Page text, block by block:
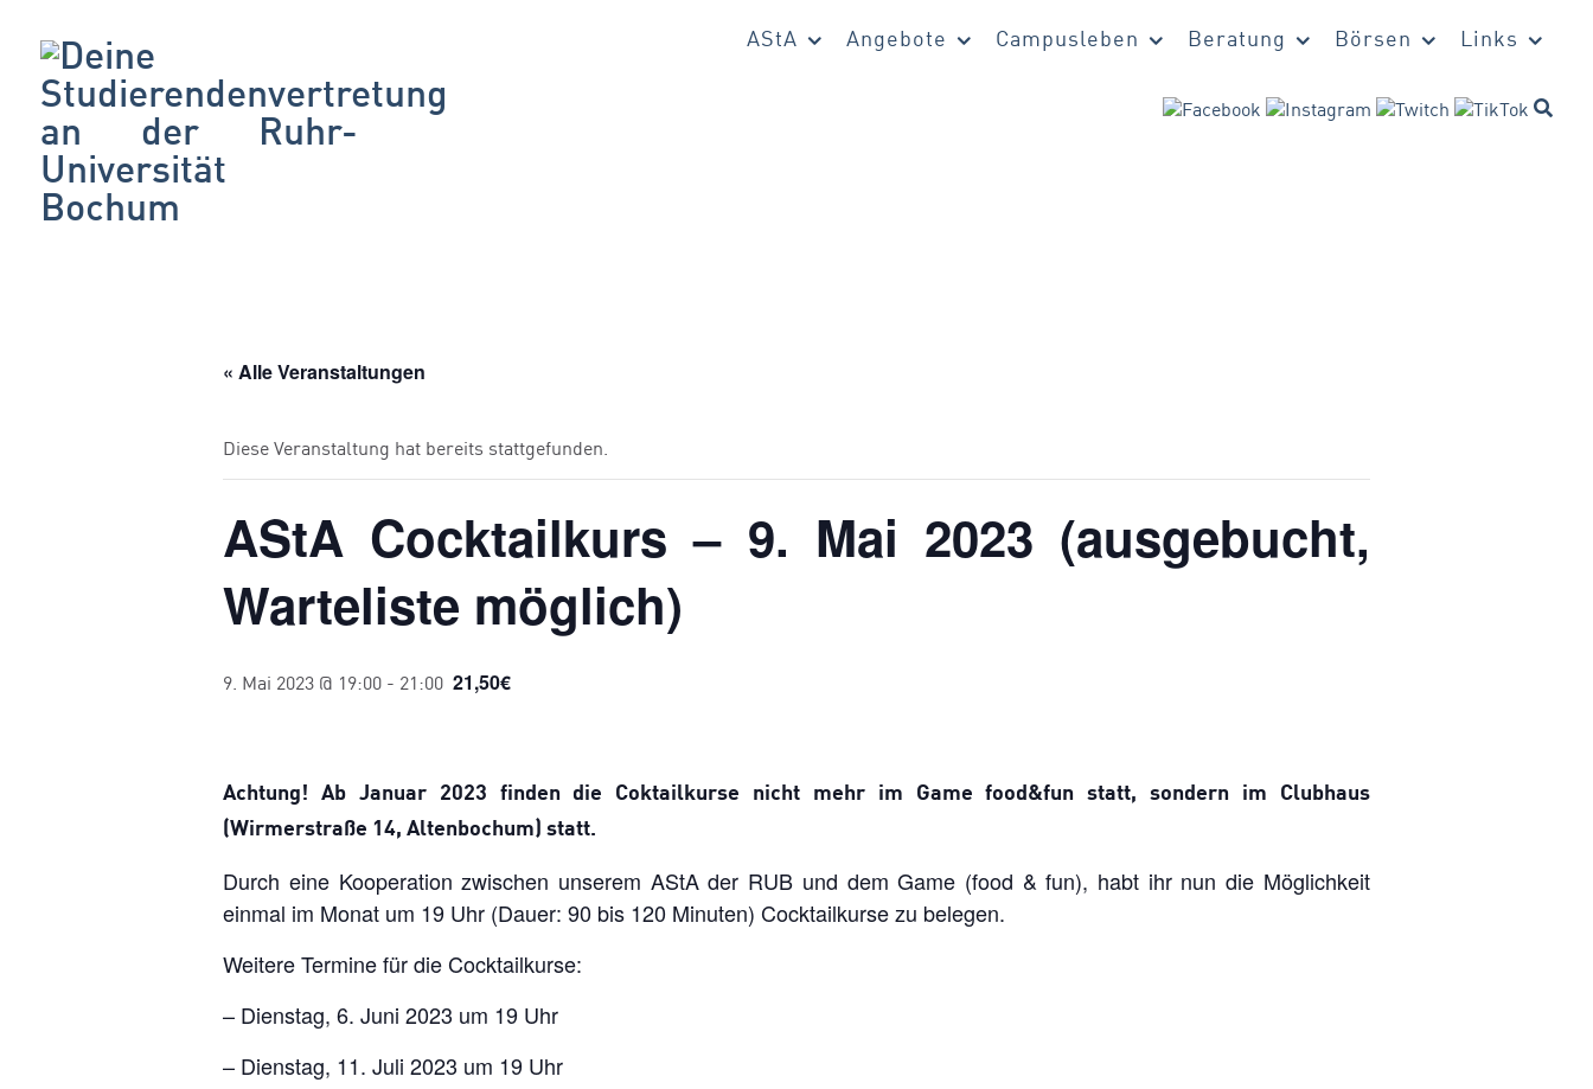
AStA Angebote Campusleben Beratung Börsen Links
« Alle Veranstaltungen
Diese Veranstaltung hat bereits stattgefunden.
AStA Cocktailkurs – 9. Mai 2023 (ausgebucht,
Warteliste möglich)
9. Mai 2023 @ 19:00 - 21:00 21,50€
Achtung! Ab Januar 2023 finden die Coktailkurse nicht mehr im Game food&fun statt, sondern im Clubhaus
(Wirmerstraße 14, Altenbochum) statt.
Durch eine Kooperation zwischen unserem AStA der RUB und dem Game (food & fun), habt ihr nun die Möglichkeit
einmal im Monat um 19 Uhr (Dauer: 90 bis 120 Minuten) Cocktailkurse zu belegen.
Weitere Termine für die Cocktailkurse:
– Dienstag, 6. Juni 2023 um 19 Uhr
– Dienstag, 11. Juli 2023 um 19 Uhr